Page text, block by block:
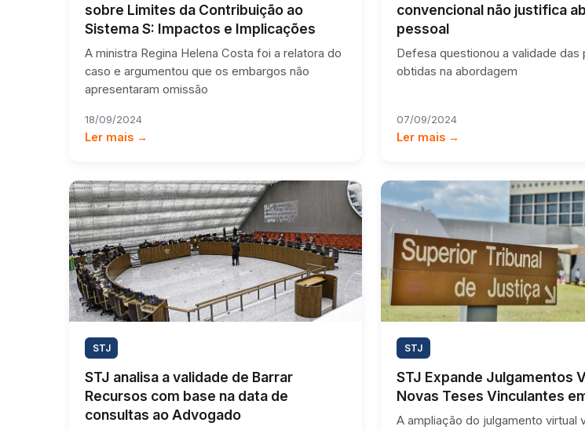
sobre Limites da Contribuição ao
Sistema S: Impactos e Implicações
A ministra Regina Helena Costa foi a relatora do
caso e argumentou que os embargos não
apresentaram omissão
18/09/2024
Ler mais →
convencional não justifica
pessoal
Defesa questionou a validade das
obtidas na abordagem
07/09/2024
Ler mais →
STJ
STJ analisa a validade de Barrar
Recursos com base na data de
consultas ao Advogado
STJ
STJ Expande Julgamentos
Novas Teses Vinculantes
A ampliação do julgamento virtual